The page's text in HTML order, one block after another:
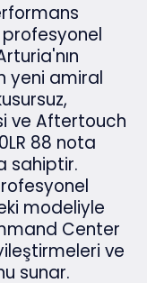
profesyonel
yeni amiral
ve Aftertouch
88 nota
sahiptir.
modeliyle
Center
ve
sunar.